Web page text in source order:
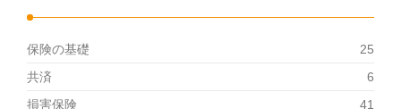
保険の基礎
25
共済
6
損害保険
41